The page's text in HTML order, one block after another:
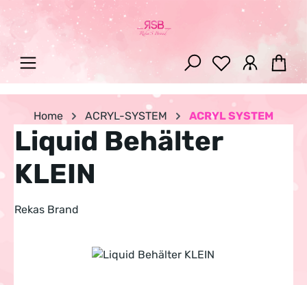
Zum Hauptinhalt springen
Home ACRYL-SYSTEM ACRYL SYSTEM
Liquid Behälter
KLEIN
Rekas Brand
Bildergalerie überspringen